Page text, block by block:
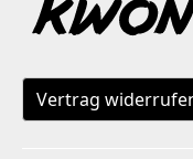
Vertrag